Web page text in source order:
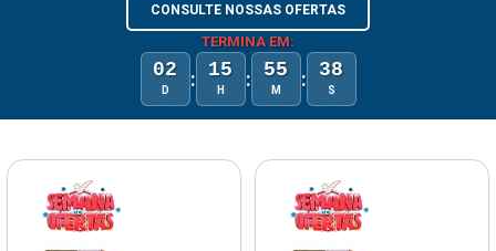
CONSULTE NOSSAS OFERTAS
TERMINA EM:
02
D : 15
H : 55
M : 38
S